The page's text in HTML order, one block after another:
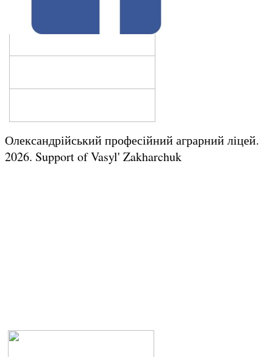
Олександрійський професійний аграрний ліцей.
2026. Support of Vasyl' Zakharchuk